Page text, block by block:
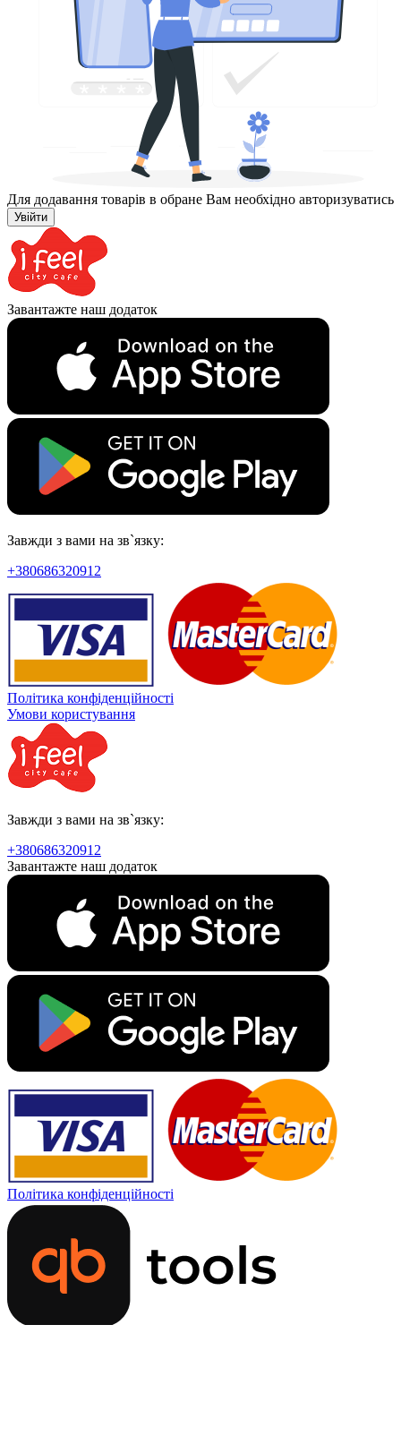
Для додавання товарів в обране Вам необхідно авторизуватись
Увійти
Завантажте наш додаток
Завжди з вами на зв`язку:
+380686320912
Політика конфіденційності
Умови користування
Завжди з вами на зв`язку:
+380686320912
Завантажте наш додаток
Політика конфіденційності